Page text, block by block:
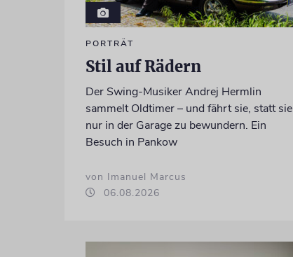
PORTRÄT
Stil auf Rädern
Der Swing-Musiker Andrej Hermlin
sammelt Oldtimer – und fährt sie, statt sie
nur in der Garage zu bewundern. Ein
Besuch in Pankow
von Imanuel Marcus
06.08.2026